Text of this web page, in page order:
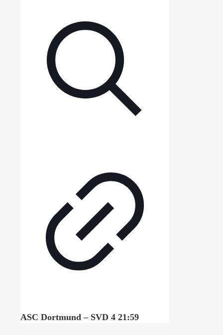
ASC Dortmund – SVD 4 21:59